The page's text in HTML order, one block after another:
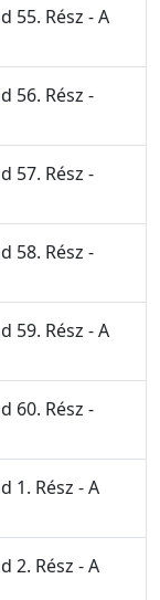
55. Rész - A
56. Rész -
57. Rész -
58. Rész -
59. Rész - A
60. Rész -
1. Rész - A
2. Rész - A